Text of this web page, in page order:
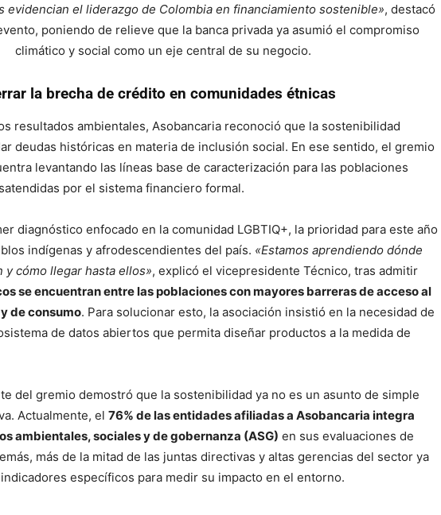
evidencian el liderazgo de Colombia en financiamiento sostenible», destacó
poniendo de relieve que la banca privada ya asumió el compromiso
climático y social como un eje central de su negocio.
la brecha de crédito en comunidades étnicas
resultados ambientales, Asobancaria reconoció que la sostenibilidad
deudas históricas en materia de inclusión social. En ese sentido, el gremio
levantando las líneas base de caracterización para las poblaciones
por el sistema financiero formal.
diagnóstico enfocado en la comunidad LGBTIQ+, la prioridad para este año
indígenas y afrodescendientes del país. «Estamos aprendiendo dónde
y cómo llegar hasta ellos», explicó el vicepresidente Técnico, tras admitir
se encuentran entre las poblaciones con mayores barreras de acceso al
de consumo. Para solucionar esto, la asociación insistió en la necesidad de
de datos abiertos que permita diseñar productos a la medida de
del gremio demostró que la sostenibilidad ya no es un asunto de simple
. Actualmente, el 76% de las entidades afiliadas a Asobancaria integra
ambientales, sociales y de gobernanza (ASG) en sus evaluaciones de
más de la mitad de las juntas directivas y altas gerencias del sector ya
específicos para medir su impacto en el entorno.